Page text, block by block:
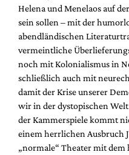
Helena und Menelaos auf
sein sollen – mit der
abendländischen
vermeintliche
noch mit Kolonialismus in
schließlich auch mit
damit der Krise unserer
wir in der dystopischen Welt
der Kammerspiele kommt
einem herrlichen Ausbruch
„normale“ Theater mit